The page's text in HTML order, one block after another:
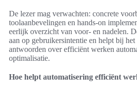
De lezer mag verwachten: concrete
toolaanbevelingen en hands-on
eerlijk overzicht van voor- en nadelen.
aan op gebruikersintentie en helpt bij
antwoorden over efficiënt werken
optimalisatie.
Hoe helpt automatisering efficiënt